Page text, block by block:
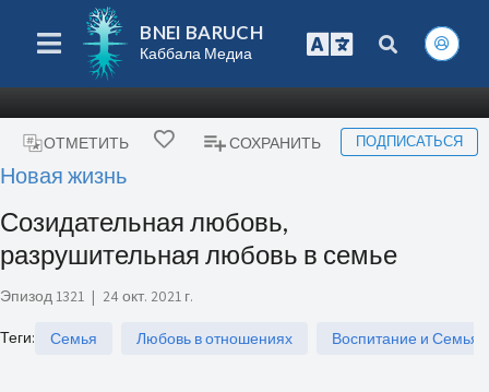
BNEI BARUCH
Каббала Медиа
ОТМЕТИТЬ СОХРАНИТЬ ПОДПИСАТЬСЯ
Новая жизнь
Созидательная любовь,
разрушительная любовь в семье
Эпизод 1321 | 24 окт. 2021 г.
Теги: Семья Любовь в отношениях Воспитание и Семья